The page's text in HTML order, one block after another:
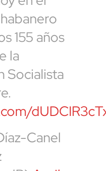
155 años
la
Socialista
Canel